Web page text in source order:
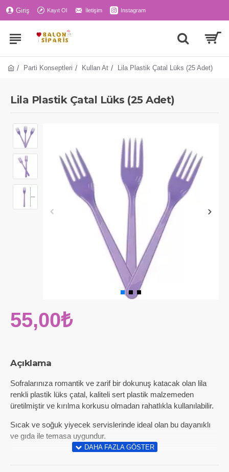
Giriş Kayıt Ol İletişim Instagram
Parti Konseptleri Kullan At Lila Plastik Çatal Lüks (25 Adet)
Lila Plastik Çatal Lüks (25 Adet)
Açıklama
Sofralarınıza romantik ve zarif bir dokunuş katacak olan lila
renkli plastik lüks çatal, kaliteli sert plastik malzemeden
üretilmiştir ve kırılma korkusu olmadan rahatlıkla kullanılabilir.
Sıcak ve soğuk yiyecek servislerinde ideal olan bu dayanıklı
ve gıda ile temasa uygundur.
55,00₺